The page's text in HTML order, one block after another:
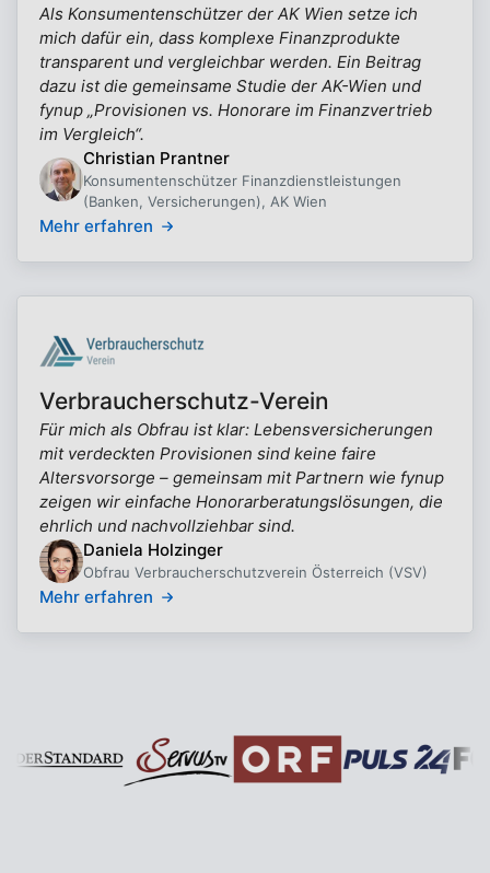
Als Konsumentenschützer der AK Wien setze ich
mich dafür ein, dass komplexe Finanzprodukte
transparent und vergleichbar werden. Ein Beitrag
dazu ist die gemeinsame Studie der AK-Wien und
fynup „Provisionen vs. Honorare im Finanzvertrieb
im Vergleich“.
Christian Prantner
Konsumentenschützer Finanzdienstleistungen
(Banken, Versicherungen), AK Wien
Mehr erfahren
Verbraucherschutz-Verein
Für mich als Obfrau ist klar: Lebensversicherungen
mit verdeckten Provisionen sind keine faire
Altersvorsorge – gemeinsam mit Partnern wie fynup
zeigen wir einfache Honorarberatungslösungen, die
ehrlich und nachvollziehbar sind.
Daniela Holzinger
Obfrau Verbraucherschutzverein Österreich (VSV)
Mehr erfahren